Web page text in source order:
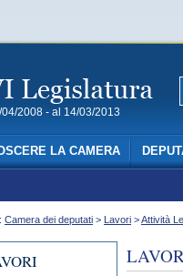
2008 - al 14/03/2013
LA CAMERA
Camera dei deputati > Lavori >Attività